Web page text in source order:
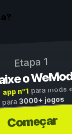
Etapa 1
o
app nº1para mods
para3000+ jogos
Começar